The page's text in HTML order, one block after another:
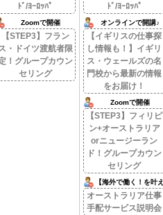
ﾄﾞ/ﾖｰﾛｯﾊﾟ
Zoomで開催
【STEP3】フラン
・ドイツ渡航者限
！グループカウン
セリング
ﾄﾞ/ﾖｰﾛｯﾊﾟ
オンラインで開講♪
【イギリスの仕事探
し情報も！】イギリ
ス・ウェールズの名
門校から最新の情報
をお届け！
Zoomで開催
【STEP3】フィリピ
ン+オーストラリア
orニュージーラン
ド！グループカウン
セリング
【海外で働く！を叶え
る。】
オーストラリア仕事
手配サービス説明会